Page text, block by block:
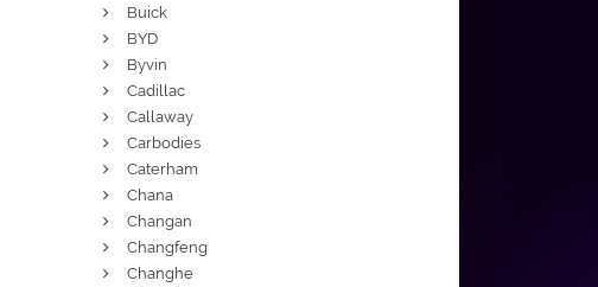
Buick
BYD
Byvin
Cadillac
Callaway
Carbodies
Caterham
Chana
Changan
Changfeng
Changhe